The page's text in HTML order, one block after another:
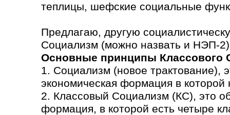
теплицы, шефские социальные
Предлагаю, другую
Социализм (можно назвать и НЭП-
Основные принципы Классового
1. Социализм (новое трактование),
экономическая формация в которой
2. Классовый Социализм (КС), это
формация, в которой есть четыре